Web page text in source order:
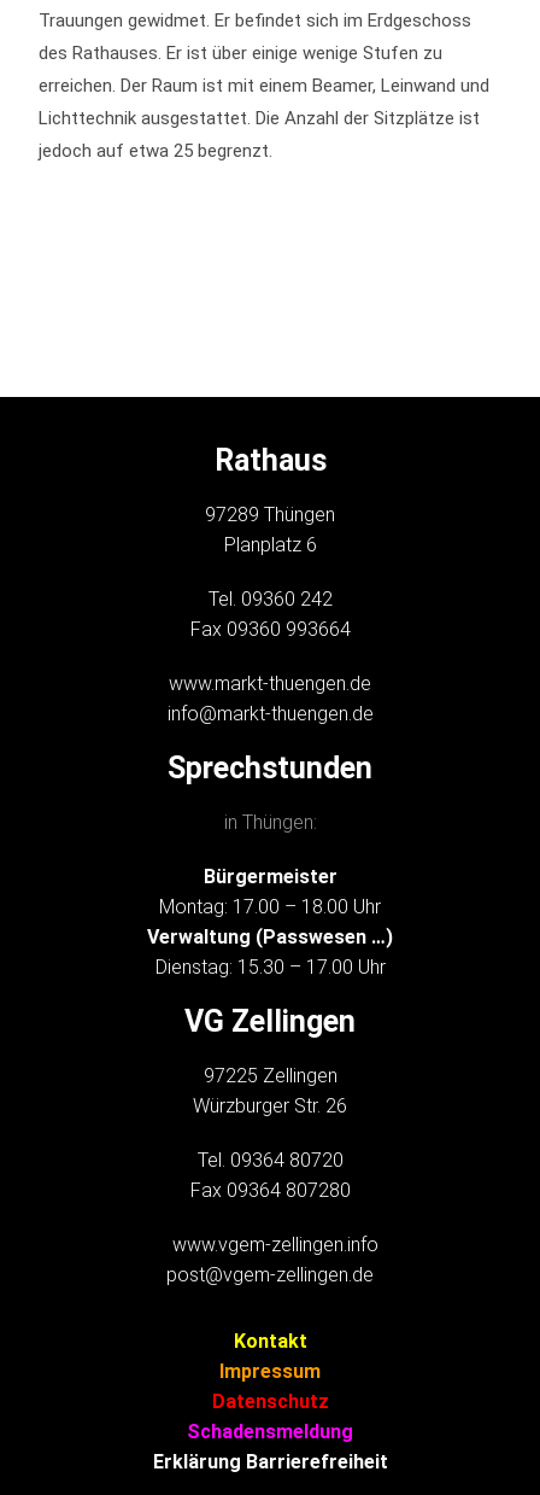
Trauungen gewidmet. Er befindet sich im Erdgeschoss
des Rathauses. Er ist über einige wenige Stufen zu
erreichen. Der Raum ist mit einem Beamer, Leinwand und
Lichttechnik ausgestattet. Die Anzahl der Sitzplätze ist
jedoch auf etwa 25 begrenzt.
Rathaus
97289 Thüngen
Planplatz 6
Tel. 09360 242
Fax 09360 993664
www.markt-thuengen.de
info@markt-thuengen.de
Sprechstunden
in Thüngen:
Bürgermeister
Montag: 17.00 – 18.00 Uhr
Verwaltung (Passwesen …)
Dienstag: 15.30 – 17.00 Uhr
VG Zellingen
97225 Zellingen
Würzburger Str. 26
Tel. 09364 80720
Fax 09364 807280
www.vgem-zellingen.info
post@vgem-zellingen.de
Kontakt
Impressum
Datenschutz
Schadensmeldung
Erklärung Barrierefreiheit